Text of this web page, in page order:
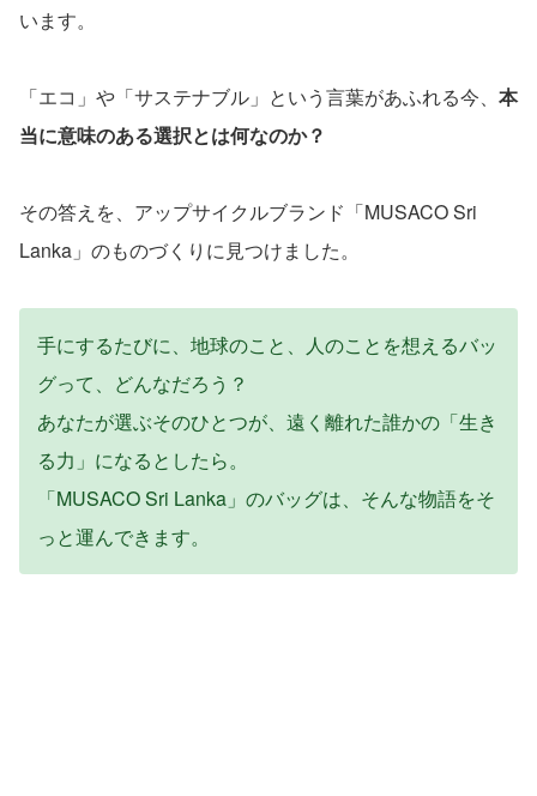
います。
「エコ」や「サステナブル」という言葉があふれる今、 本
当に意味のある選択とは何なのか？
その答えを、アップサイクルブランド「MUSACO Sri
Lanka」のものづくりに見つけました。
手にするたびに、地球のこと、人のことを想えるバッ
グって、どんなだろう？
あなたが選ぶそのひとつが、遠く離れた誰かの「生き
る力」になるとしたら。
「MUSACO Sri Lanka」のバッグは、そんな物語をそ
っと運んできます。